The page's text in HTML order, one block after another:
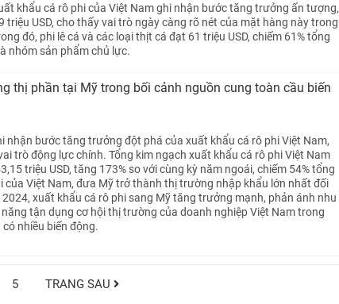
khẩu cá rô phi của Việt Nam ghi nhận bước tăng trưởng ấn tượng,
triệu USD, cho thấy vai trò ngày càng rõ nét của mặt hàng này trong
đó, phi lê cá và các loại thịt cá đạt 61 triệu USD, chiếm 61% tổng
nhóm sản phẩm chủ lực.
thị phần tại Mỹ trong bối cảnh nguồn cung toàn cầu biến
nhận bước tăng trưởng đột phá của xuất khẩu cá rô phi Việt Nam,
trò động lực chính. Tổng kim ngạch xuất khẩu cá rô phi Việt Nam
triệu USD, tăng 173% so với cùng kỳ năm ngoái, chiếm 54% tổng
của Việt Nam, đưa Mỹ trở thành thị trường nhập khẩu lớn nhất đối
xuất khẩu cá rô phi sang Mỹ tăng trưởng mạnh, phản ánh nhu
tận dụng cơ hội thị trường của doanh nghiệp Việt Nam trong
nhiều biến động.
5 TRANG SAU